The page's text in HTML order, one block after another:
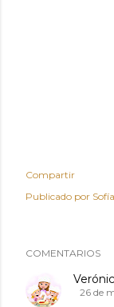
Compartir
Publicado por
COMENTARIOS
26 de